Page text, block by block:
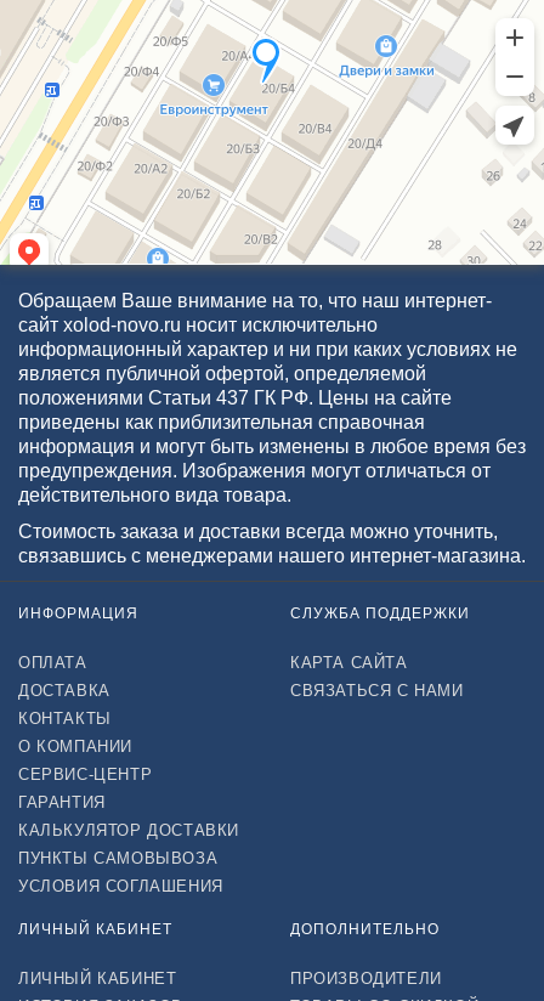
Обращаем Ваше внимание на то, что наш интернет-
сайт xolod-novo.ru носит исключительно
информационный характер и ни при каких условиях не
является публичной офертой, определяемой
положениями Статьи 437 ГК РФ. Цены на сайте
приведены как приблизительная справочная
информация и могут быть изменены в любое время без
предупреждения. Изображения могут отличаться от
действительного вида товара.
Стоимость заказа и доставки всегда можно уточнить,
связавшись с менеджерами нашего интернет-магазина.
ИНФОРМАЦИЯ
ОПЛАТА
ДОСТАВКА
КОНТАКТЫ
О КОМПАНИИ
СЕРВИС-ЦЕНТР
ГАРАНТИЯ
КАЛЬКУЛЯТОР ДОСТАВКИ
ПУНКТЫ САМОВЫВОЗА
УСЛОВИЯ СОГЛАШЕНИЯ
СЛУЖБА ПОДДЕРЖКИ
КАРТА САЙТА
СВЯЗАТЬСЯ С НАМИ
ЛИЧНЫЙ КАБИНЕТ
ЛИЧНЫЙ КАБИНЕТ
ДОПОЛНИТЕЛЬНО
ПРОИЗВОДИТЕЛИ